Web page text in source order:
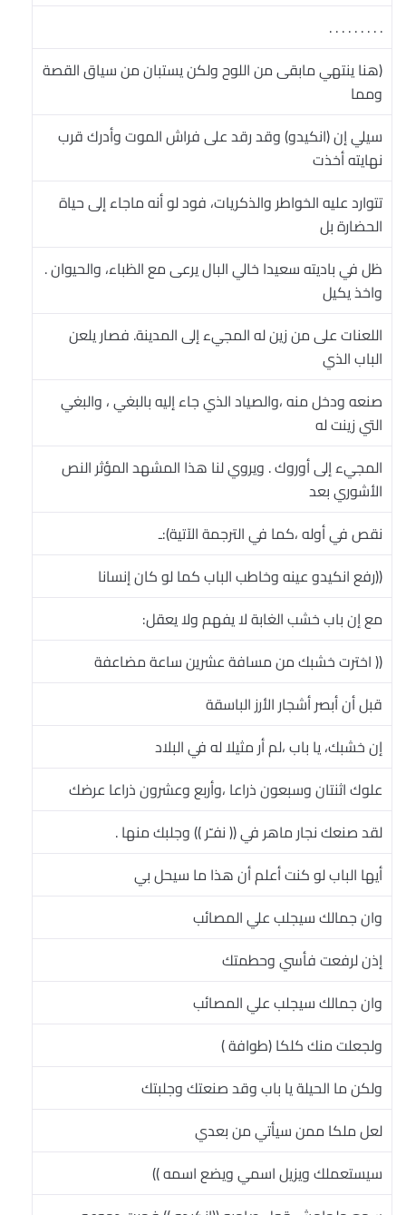
. . . . . . . . .
(هنا ينتهي مابقى من اللوح ولكن يستبان من سياق القصة
ومما
سيلي إن (انكيدو) وقد رقد على فراش الموت وأدرك قرب
نهايته أخذت
تتوارد عليه الخواطر والذكريات، فود لو أنه ماجاء إلى حياة
الحضارة بل
ظل في باديته سعيدا خالي البال يرعى مع الظباء، والحيوان .
واخذ يكيل
اللعنات على من زين له المجيء إلى المدينة. فصار يلعن
الباب الذي
صنعه ودخل منه ،والصياد الذي جاء إليه بالبغي ، والبغي
التي زينت له
المجيء إلى أوروك . ويروي لنا هذا المشهد المؤثر النص
الأشوري بعد
نقص في أوله ،كما في الترجمة الآتية):ـ
((رفع انكيدو عينه وخاطب الباب كما لو كان إنسانا
مع إن باب خشب الغابة لا يفهم ولا يعقل:
(( اخترت خشبك من مسافة عشرين ساعة مضاعفة
قبل أن أبصر أشجار الأرز الباسقة
إن خشبك، يا باب ،لم أر مثيلا له في البلاد
علوك اثنتان وسبعون ذراعا ،وأربع وعشرون ذراعا عرضك
لقد صنعك نجار ماهر في (( نفـّر )) وجلبك منها .
أيها الباب لو كنت أعلم أن هذا ما سيحل بي
وان جمالك سيجلب علي المصائب
إذن لرفعت فأسي وحطمتك
وان جمالك سيجلب علي المصائب
ولجعلت منك كلكا (طوافة )
ولكن ما الحيلة يا باب وقد صنعتك وجلبتك
لعل ملكا ممن سيأتي من بعدي
سيستعملك ويزيل اسمي ويضع اسمه ))